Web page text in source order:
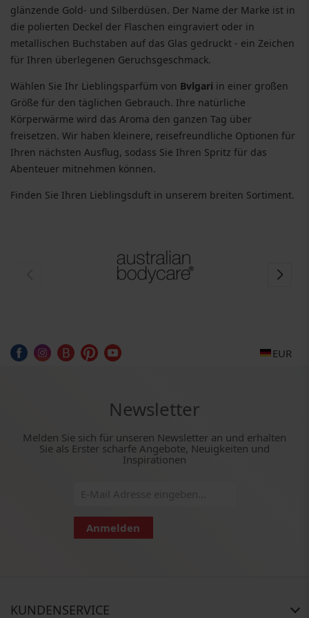
glänzende Gold- und Silberdüsen. Der Name der Marke ist in
die polierten Deckel der Flaschen eingraviert oder in
metallischen Buchstaben auf das Glas gedruckt - ein Zeichen
für Ihren überlegenen Geruchsgeschmack.
Wählen Sie Ihr Lieblingsparfüm von Bvlgari in einer großen
Größe für den täglichen Gebrauch. Ihre natürliche
Körperwärme wird das Aroma den ganzen Tag über
freisetzen. Wir haben kleinere, reisefreundliche Optionen für
Ihren nächsten Ausflug, sodass Sie Ihren Spritz für das
Abenteuer mitnehmen können.
Finden Sie Ihren Lieblingsduft in unserem breiten Sortiment.
EUR
Newsletter
Melden Sie sich für unseren Newsletter an und erhalten
Sie als Erster scharfe Angebote, Neuigkeiten und
Inspirationen
Anmelden
KUNDENSERVICE